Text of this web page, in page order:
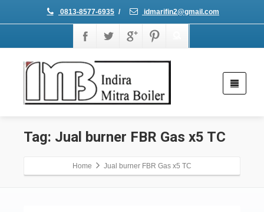
0813-8577-6935 / idmarifin2@gmail.com
Tag: Jual burner FBR Gas x5 TC
Home Jual burner FBR Gas x5 TC